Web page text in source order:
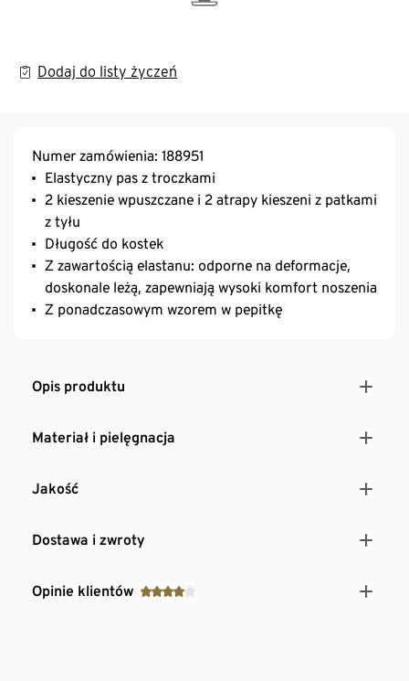
Dodaj do listy życzeń
Numer zamówienia: 188951
Elastyczny pas z troczkami
2 kieszenie wpuszczane i 2 atrapy kieszeni z patkami
z tyłu
Długość do kostek
Z zawartością elastanu: odporne na deformacje,
doskonale leżą, zapewniają wysoki komfort noszenia
Z ponadczasowym wzorem w pepitkę
Opis produktu
Materiał i pielęgnacja
Jakość
Dostawa i zwroty
Opinie klientów